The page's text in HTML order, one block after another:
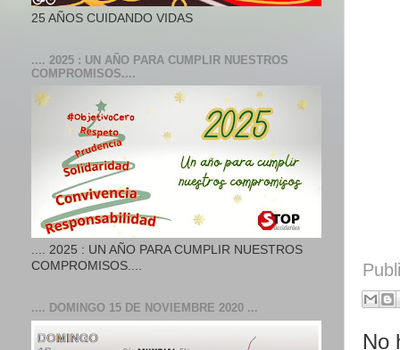
No
25 AÑOS CUIDANDO VIDAS
.... 2025 : UN AÑO PARA CUMPLIR NUESTROS
COMPROMISOS....
.... 2025 : UN AÑO PARA CUMPLIR NUESTROS
COMPROMISOS....
.... DOMINGO 15 DE NOVIEMBRE 2020 ...